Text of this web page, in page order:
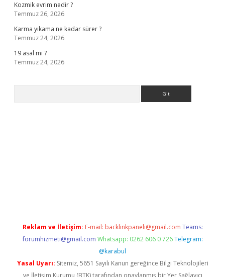
Kozmik evrim nedir ?
Temmuz 26, 2026
Karma yıkama ne kadar sürer ?
Temmuz 24, 2026
19 asal mı ?
Temmuz 24, 2026
Reklam ve İletişim: E-mail: backlinkpaneli@gmail.com Teams:
forumhizmeti@gmail.com Whatsapp: 0262 606 0 726 Telegram:
@karabul
Yasal Uyarı: Sitemiz, 5651 Sayılı Kanun gereğince Bilgi Teknolojileri
ve İletişim Kurumu (BTK) tarafından onaylanmış bir Yer Sağlayıcı